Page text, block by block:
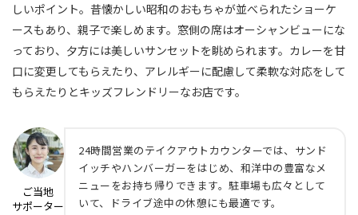
しいポイント。昔懐かしい昭和のおもちゃが並べられたショーケ
ースもあり、親子で楽しめます。窓側の席はオーシャンビューにな
っており、夕方には美しいサンセットを眺められます。カレーを甘
口に変更してもらえたり、アレルギーに配慮して柔軟な対応をして
もらえたりとキッズフレンドリーなお店です。
ご当地
サポーター
24時間営業のテイクアウトカウンターでは、サンド
イッチやハンバーガーをはじめ、和洋中の豊富なメ
ニューをお持ち帰りできます。駐車場も広々として
いて、ドライブ途中の休憩にも最適です。